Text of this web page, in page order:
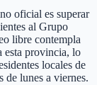
oficial es superar
al Grupo
libre contempla
esta provincia, lo
locales de
de lunes a viernes.